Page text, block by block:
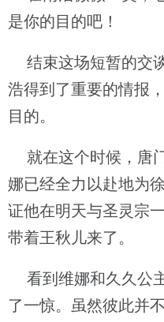
是你的目的吧！
结束这场短暂的交
浩得到了重要的情报
目的。
就在这个时候，唐
娜已经全力以赴地为
证他在明天与圣灵宗
带着王秋儿来了。
看到维娜和久久公
了一惊。虽然彼此并